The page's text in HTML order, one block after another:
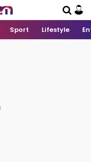
Sport Lifestyle